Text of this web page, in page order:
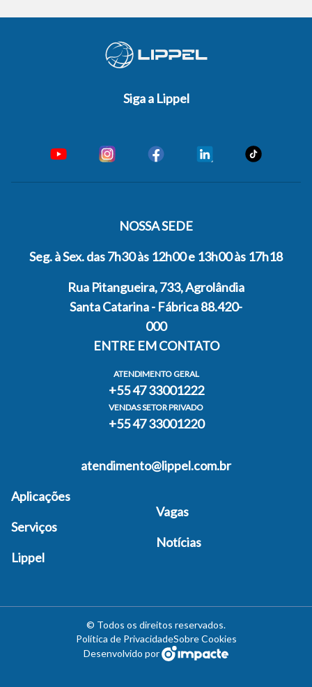
Siga a Lippel
NOSSA SEDE
Seg. à Sex. das 7h30 às 12h00 e 13h00 às 17h18
Rua Pitangueira, 733, Agrolândia
Santa Catarina - Fábrica 88.420-
000
ENTRE EM CONTATO
ATENDIMENTO GERAL
+55 47 33001222
VENDAS SETOR PRIVADO
+55 47 33001220
atendimento@lippel.com.br
Aplicações
Serviços
Lippel
Vagas
Notícias
© Todos os direitos reservados.
Política de PrivacidadeSobre Cookies
Desenvolvido por